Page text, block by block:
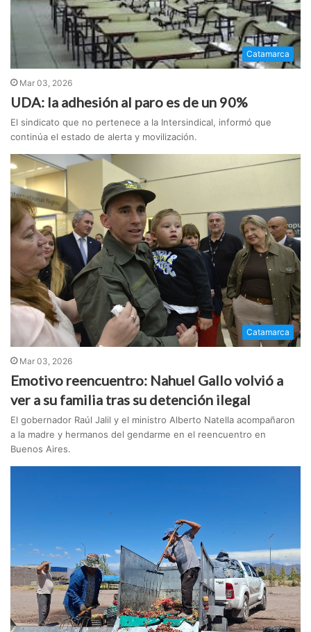
Catamarca
Mar 03, 2026
UDA: la adhesión al paro es de un 90%
El sindicato que no pertenece a la Intersindical, informó que
continúa el estado de alerta y movilización.
Catamarca
Mar 03, 2026
Emotivo reencuentro: Nahuel Gallo volvió a
ver a su familia tras su detención ilegal
El gobernador Raúl Jalil y el ministro Alberto Natella acompañaron
a la madre y hermanos del gendarme en el reencuentro en
Buenos Aires.